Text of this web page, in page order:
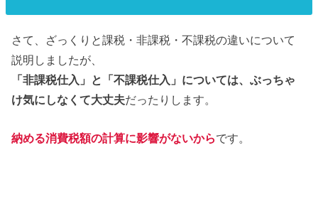
さて、ざっくりと課税・非課税・不課税の違いについて
説明しましたが、
「非課税仕入」と「不課税仕入」については、ぶっちゃ
け気にしなくて大丈夫だったりします。
納める消費税額の計算に影響がないからです。